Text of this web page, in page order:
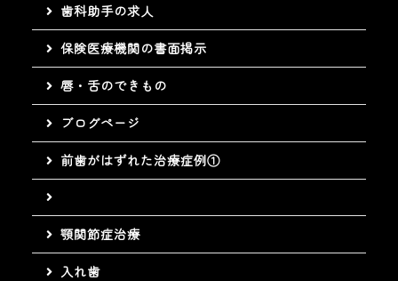
歯科助手の求人
保険医療機関の書面掲示
唇・舌のできもの
ブログページ
前歯がはずれた治療症例①
顎関節症治療
入れ歯